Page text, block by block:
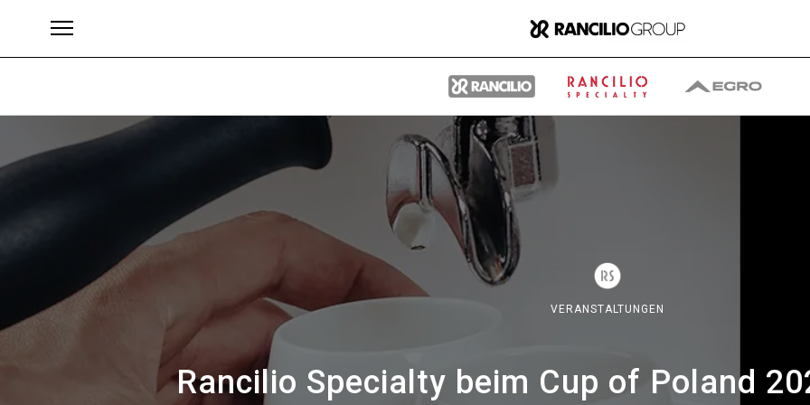
VERANSTALTUNGEN
Rancilio Specialty beim Cup of Poland
Marke Gruppe
Wer wir sind
Was wir Tun